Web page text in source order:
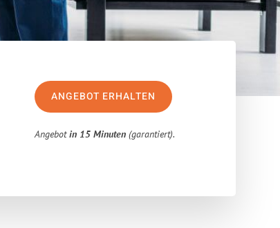
ANGEBOT ERHALTEN
Angebotin 15 Minuten (garantiert).